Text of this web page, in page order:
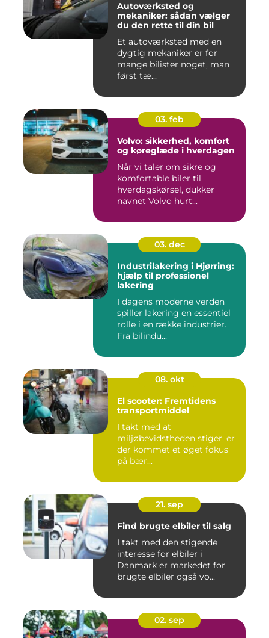
Autoværksted og
mekaniker: sådan vælger
du den rette til din bil
Et autoværksted med en
dygtig mekaniker er for
mange bilister noget, man
først tæ...
03. feb
Volvo: sikkerhed, komfort
og køreglæde i hverdagen
Når vi taler om sikre og
komfortable biler til
hverdagskørsel, dukker
navnet Volvo hurt...
03. dec
Industrilakering i Hjørring:
hjælp til professionel
lakering
I dagens moderne verden
spiller lakering en essentiel
rolle i en række industrier.
Fra bilindu...
08. okt
El scooter: Fremtidens
transportmiddel
I takt med at
miljøbevidstheden stiger, er
der kommet et øget fokus
på bær...
21. sep
Find brugte elbiler til salg
I takt med den stigende
interesse for elbiler i
Danmark er markedet for
brugte elbiler også vo...
02. sep